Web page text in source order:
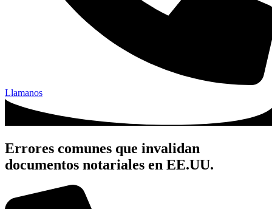
Llamanos
Errores comunes que invalidan
documentos notariales en EE.UU.